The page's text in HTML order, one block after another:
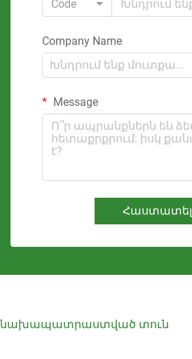
Code
Company Name
Message
Հաստատել
նախապատրաստված տուն